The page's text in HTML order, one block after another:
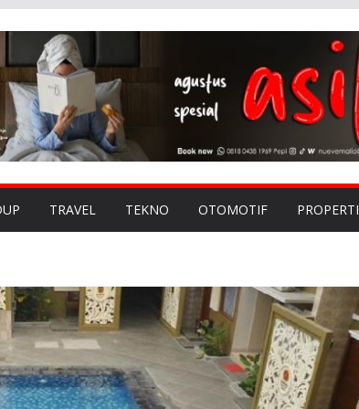
TRAVEL TEKNO OTOMOTIF PROPERTI